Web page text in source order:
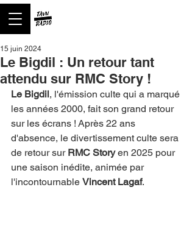
Le Bigdil : Un retour tant
attendu sur RMC Story !
15 juin 2024
Le Bigdil, l'émission culte qui a marqué
les années 2000, fait son grand retour
sur les écrans ! Après 22 ans
d'absence, le divertissement culte sera
de retour sur RMC Story en 2025 pour
une saison inédite, animée par
l'incontournable Vincent Lagaf.